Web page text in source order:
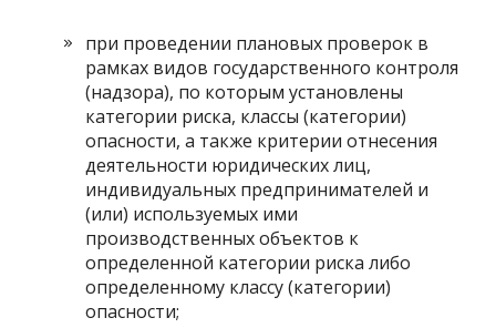
при проведении плановых проверок в
рамках видов государственного контроля
(надзора), по которым установлены
категории риска, классы (категории)
опасности, а также критерии отнесения
деятельности юридических лиц,
индивидуальных предпринимателей и
(или) используемых ими
производственных объектов к
определенной категории риска либо
определенному классу (категории)
опасности;